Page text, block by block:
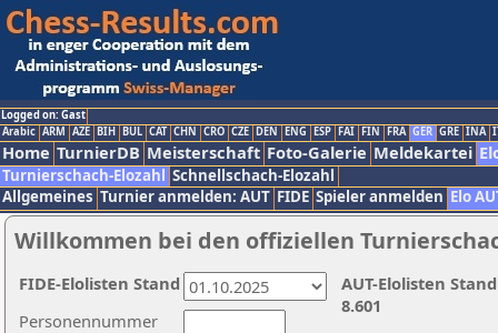
Logged on: Gast
Arabic ARM AZE BIH BUL CAT CHN CRO CZE DEN ENG ESP FAI FIN FRA GER GRE INA
Home TurnierDB Meisterschaft Foto-Galerie Meldekartei
Turnierschach-Elozahl Schnellschach-Elozahl
Allgemeines Turnier anmelden: AUT FIDE Spieler anmelden Elo
Willkommen bei den offiziellen
Personennummer
AUT-Elolisten
8.601
FIDE-Elolisten Stand